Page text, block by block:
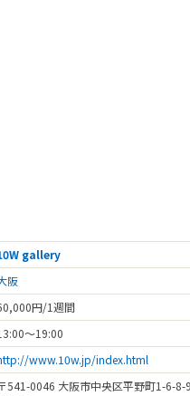
gallery
阪
円/1週間
～19:00
www.10w.jp/index.html
541-0046 大阪市中央区平野町1-6-